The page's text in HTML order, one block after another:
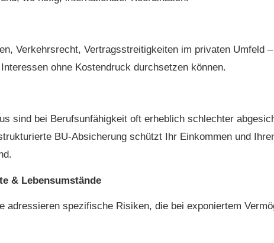
Verkehrsrecht, Vertragsstreitigkeiten im privaten Umfeld
ohne Kostendruck durchsetzen können.
sind bei Berufs­unfähig­keit oft erheblich schlechter
BU-Absicherung schützt Ihr Einkommen und
& Lebensumstände
adressieren spezifische Risiken, die bei exponiertem